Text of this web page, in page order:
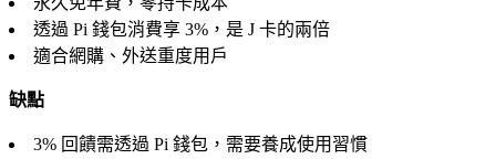
透過 Pi 錢包消費享 3%，是 J 卡的兩倍
適合網購、外送重度用戶
缺點
3% 回饋需透過 Pi 錢包，需要養成使用習慣